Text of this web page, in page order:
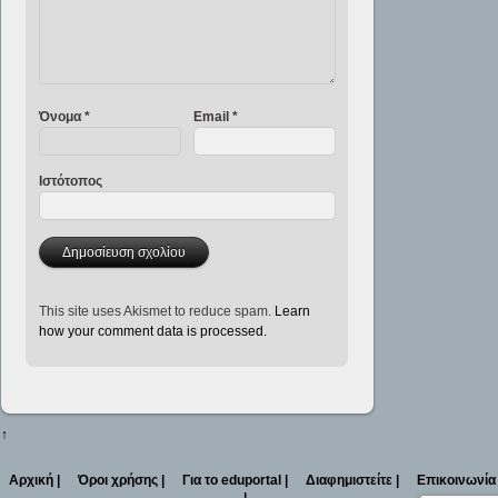
Όνομα * Email *
Ιστότοπος
This site uses Akismet to reduce spam. Learn
how your comment data is processed.
↑
Αρχική | Όροι χρήσης | Για το eduportal | Διαφημιστείτε |
Επικοινωνία